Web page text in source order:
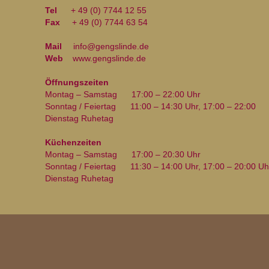
Tel
+ 49 (0) 7744 12 55
Fax
+ 49 (0) 7744 63 54
Mail
info@gengslinde.de
Web
www.gengslinde.de
Öffnungszeiten
Montag – Samstag
17:00 – 22:00 Uhr
Sonntag / Feiertag
11:00 – 14:30 Uhr, 17:00 – 22:00
Dienstag Ruhetag
Küchenzeiten
Montag – Samstag
17:00 – 20:30 Uhr
Sonntag / Feiertag
11:30 – 14:00 Uhr, 17:00 – 20:00
Dienstag Ruhetag